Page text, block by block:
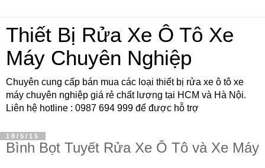
Thiết Bị Rửa Xe Ô Tô Xe
Máy Chuyên Nghiệp
Chuyên cung cấp bán mua các loại thiết bị rửa xe ô tô xe
máy chuyên nghiệp giá rẻ chất lượng tại HCM và Hà Nội.
Liên hệ hotline : 0987 694 999 để được hỗ trợ
18/5/15
Bình Bọt Tuyết Rửa Xe Ô Tô và Xe Máy